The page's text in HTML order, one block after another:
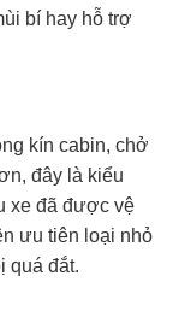
bí hay hỗ trợ
kín cabin, chở
đây là kiểu
xe đã được vệ
ưu tiên loại nhỏ
quá đắt.